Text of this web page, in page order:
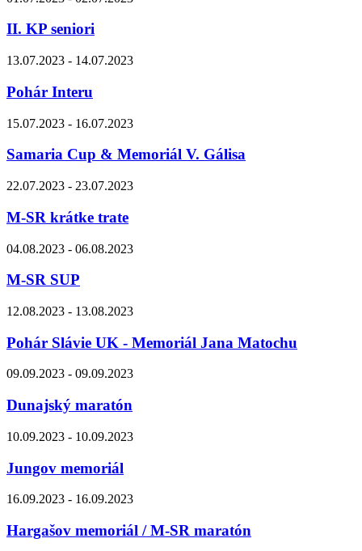
II. KP seniori
13.07.2023 - 14.07.2023
Pohár Interu
15.07.2023 - 16.07.2023
Samaria Cup & Memoriál V. Gálisa
22.07.2023 - 23.07.2023
M-SR krátke trate
04.08.2023 - 06.08.2023
M-SR SUP
12.08.2023 - 13.08.2023
Pohár Slávie UK - Memoriál Jana Matochu
09.09.2023 - 09.09.2023
Dunajský maratón
10.09.2023 - 10.09.2023
Jungov memoriál
16.09.2023 - 16.09.2023
Hargašov memoriál / M-SR maratón